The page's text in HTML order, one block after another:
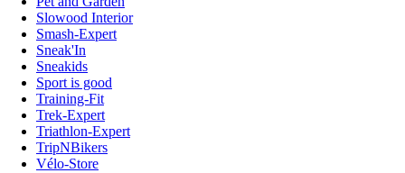
Slowood Interior
Smash-Expert
Sneak'In
Sneakids
Sport is good
Training-Fit
Trek-Expert
Triathlon-Expert
TripNBikers
Vélo-Store